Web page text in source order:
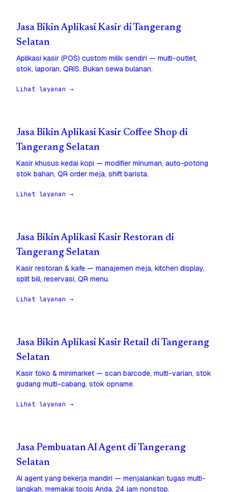
Jasa Bikin Aplikasi Kasir di Tangerang
Selatan
Aplikasi kasir (POS) custom milik sendiri — multi-outlet,
stok, laporan, QRIS. Bukan sewa bulanan.
Lihat layanan →
Jasa Bikin Aplikasi Kasir Coffee Shop di
Tangerang Selatan
Kasir khusus kedai kopi — modifier minuman, auto-potong
stok bahan, QR order meja, shift barista.
Lihat layanan →
Jasa Bikin Aplikasi Kasir Restoran di
Tangerang Selatan
Kasir restoran & kafe — manajemen meja, kitchen display,
split bill, reservasi, QR menu.
Lihat layanan →
Jasa Bikin Aplikasi Kasir Retail di Tangerang
Selatan
Kasir toko & minimarket — scan barcode, multi-varian, stok
gudang multi-cabang, stok opname.
Lihat layanan →
Jasa Pembuatan AI Agent di Tangerang
Selatan
AI agent yang bekerja mandiri — menjalankan tugas multi-
langkah, memakai tools Anda, 24 jam nonstop.